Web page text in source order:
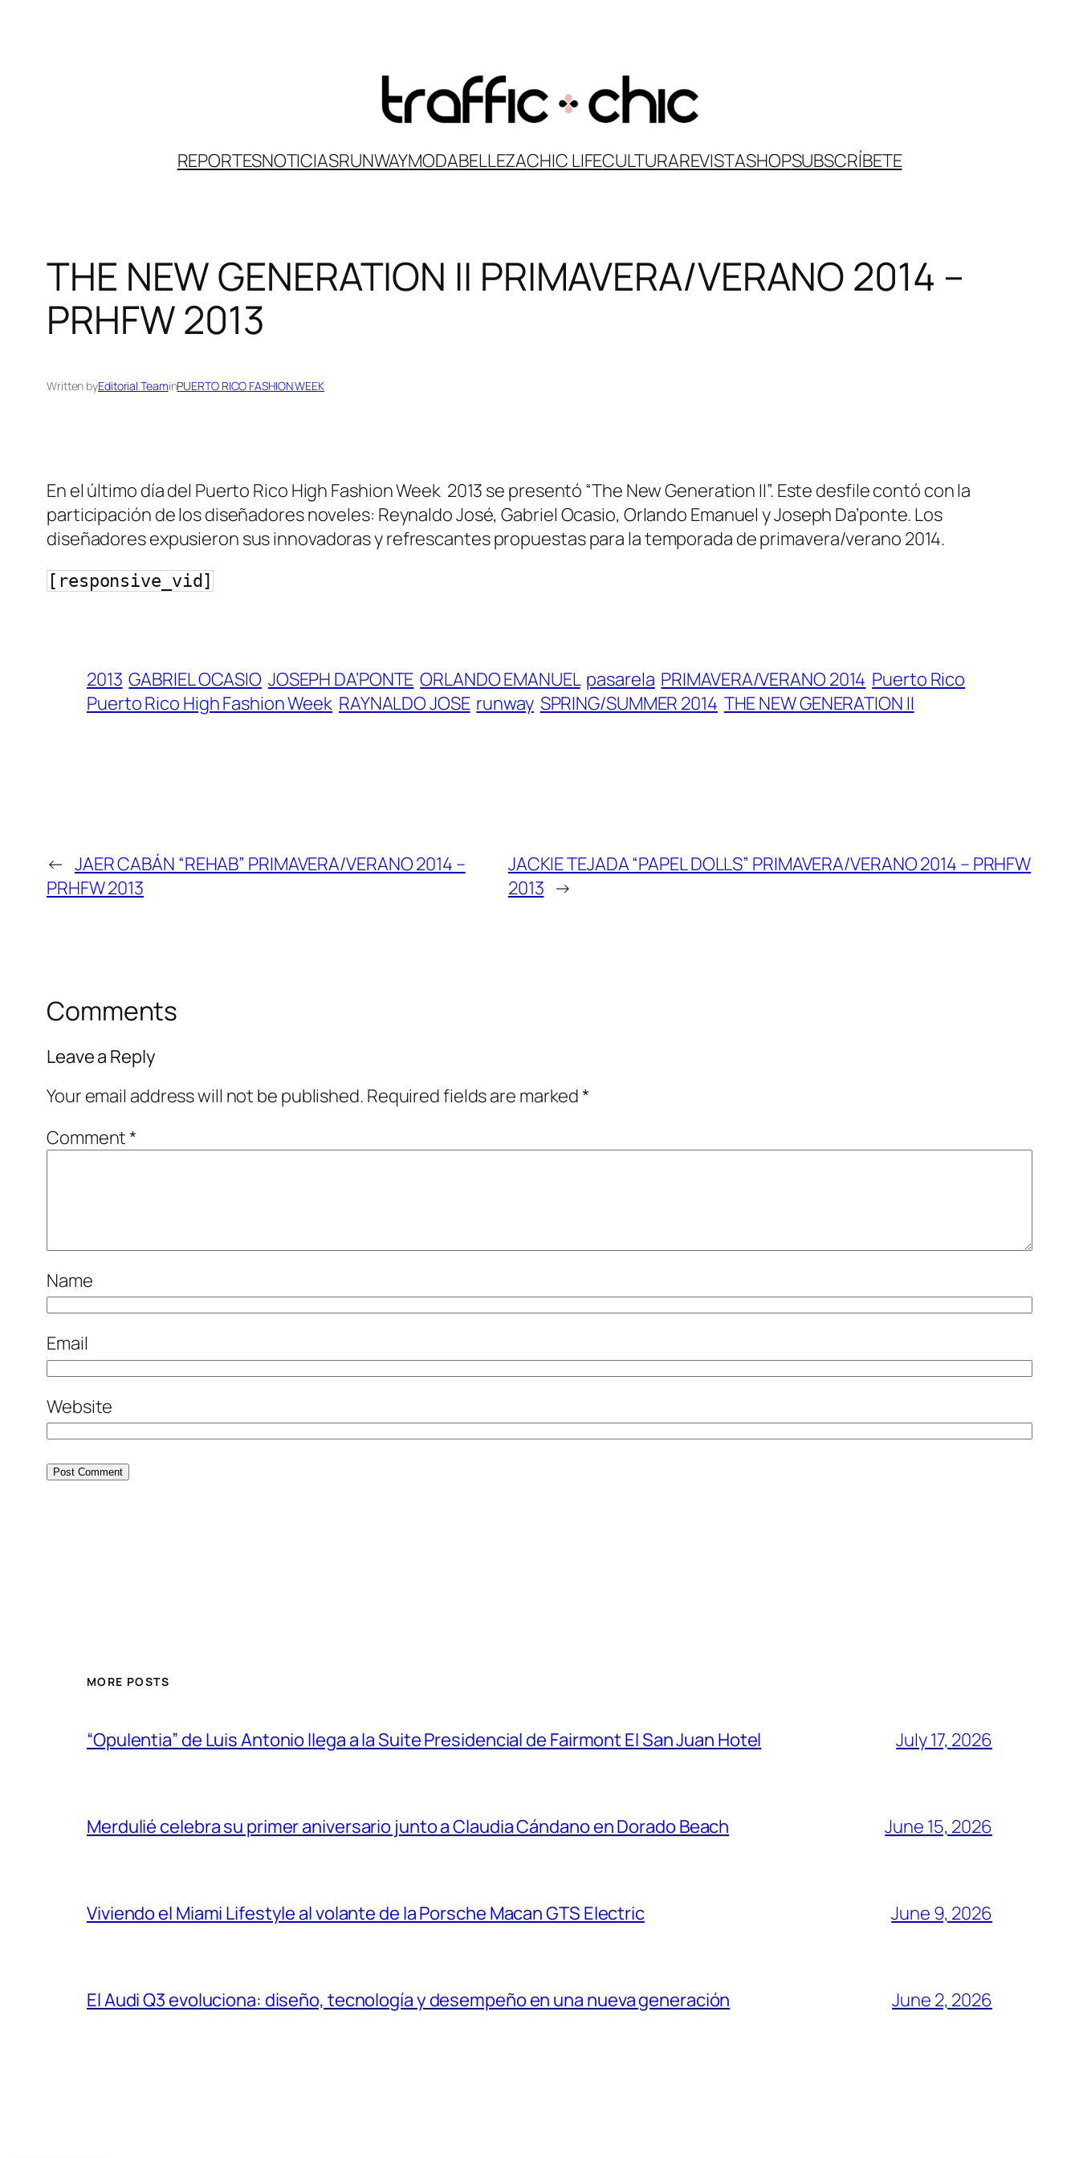
REPORTESNOTICIASRUNWAYMODABELLEZACHIC LIFECULTURAREVISTASHOPSUBSCRÍBETE
THE NEW GENERATION II PRIMAVERA/VERANO 2014 –
PRHFW 2013
Written byEditorial TeaminPUERTO RICO FASHION WEEK
En el último día del Puerto Rico High Fashion Week 2013 se presentó “The New Generation II”. Este desfile contó con la
participación de los diseñadores noveles: Reynaldo José, Gabriel Ocasio, Orlando Emanuel y Joseph Da’ponte. Los
diseñadores expusieron sus innovadoras y refrescantes propuestas para la temporada de primavera/verano 2014.
[responsive_vid]
2013 GABRIEL OCASIO JOSEPH DA’PONTE ORLANDO EMANUEL pasarela PRIMAVERA/VERANO 2014 Puerto Rico
Puerto Rico High Fashion Week RAYNALDO JOSE runway SPRING/SUMMER 2014 THE NEW GENERATION II
← JAER CABÁN “REHAB” PRIMAVERA/VERANO 2014 –
PRHFW 2013
JACKIE TEJADA “PAPEL DOLLS” PRIMAVERA/VERANO 2014 – PRHFW
2013 →
Comments
Leave a Reply
Your email address will not be published. Required fields are marked*
Comment*
Name
Email
Website
MORE POSTS
“Opulentia” de Luis Antonio llega a la Suite Presidencial de Fairmont El San Juan Hotel July 17, 2026
Merdulié celebra su primer aniversario junto a Claudia Cándano en Dorado Beach June 15, 2026
Viviendo el Miami Lifestyle al volante de la Porsche Macan GTS Electric June 9, 2026
El Audi Q3 evoluciona: diseño, tecnología y desempeño en una nueva generación June 2, 2026